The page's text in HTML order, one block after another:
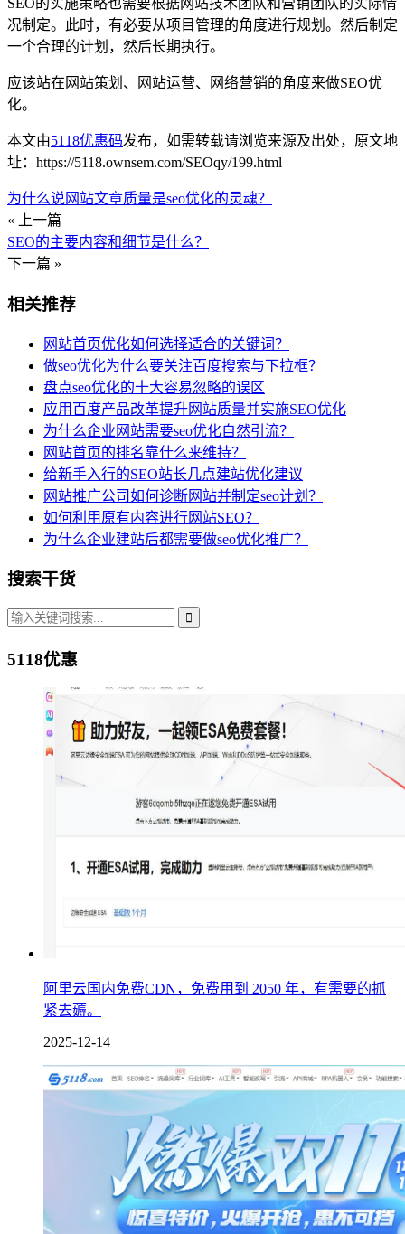
SEO的实施策略也需要根据网站技术团队和营销团队的实际情
况制定。此时，有必要从项目管理的角度进行规划。然后制定
一个合理的计划，然后长期执行。
应该站在网站策划、网站运营、网络营销的角度来做SEO优
化。
本文由5118优惠码发布，如需转载请浏览来源及出处，原文地
址：https://5118.ownsem.com/SEOqy/199.html
为什么说网站文章质量是seo优化的灵魂？
« 上一篇
SEO的主要内容和细节是什么？
下一篇 »
相关推荐
网站首页优化如何选择适合的关键词？
做seo优化为什么要关注百度搜索与下拉框？
盘点seo优化的十大容易忽略的误区
应用百度产品改革提升网站质量并实施SEO优化
为什么企业网站需要seo优化自然引流？
网站首页的排名靠什么来维持？
给新手入行的SEO站长几点建站优化建议
网站推广公司如何诊断网站并制定seo计划？
如何利用原有内容进行网站SEO？
为什么企业建站后都需要做seo优化推广？
搜索干货
5118优惠
阿里云国内免费CDN，免费用到 2050 年，有需要的抓
紧去薅。
2025-12-14